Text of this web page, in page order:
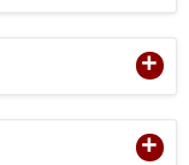
+
+